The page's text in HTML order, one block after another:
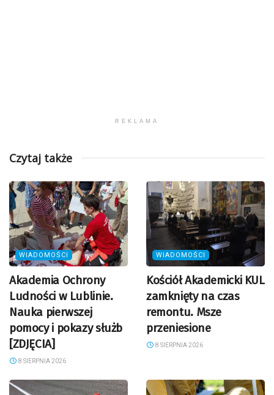
REKLAMA
Czytaj także
WIADOMOŚCI
Akademia Ochrony
Ludności w Lublinie.
Nauka pierwszej
pomocy i pokazy służb
[ZDJĘCIA]
8 SIERPNIA 2026
WIADOMOŚCI
Kościół Akademicki KUL
zamknięty na czas
remontu. Msze
przeniesione
8 SIERPNIA 2026